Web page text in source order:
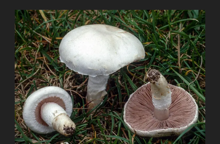
Amanita
rubescens
] »